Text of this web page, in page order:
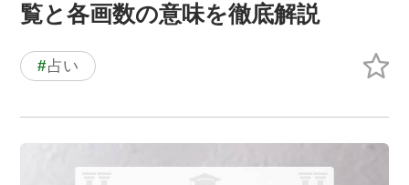
覧と各画数の意味を徹底解説
#占い